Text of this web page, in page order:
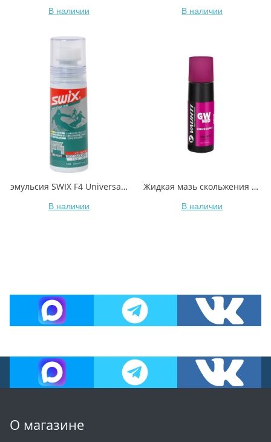
В наличии В наличии
эмульсия SWIX F4 Universal Glide Wax, 80ml
В наличии
Жидкая мазь скольжения VAUHTI GW MID EV-341-LGWM +0/-5°C 80 мл
В наличии
О магазине